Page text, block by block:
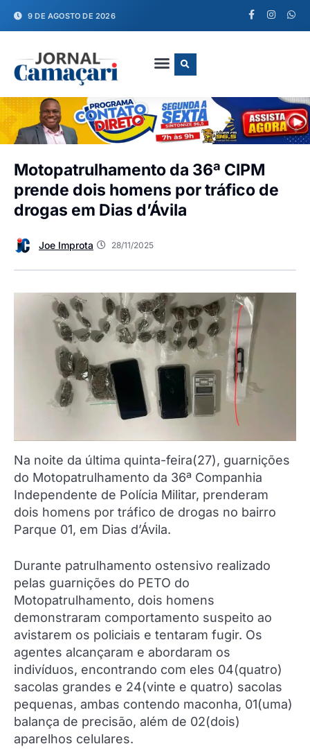
9 DE AGOSTO DE 2026
Motopatrulhamento da 36ª CIPM
prende dois homens por tráfico de
drogas em Dias d’Ávila
Joe Improta 28/11/2025
Na noite da última quinta-feira(27), guarnições
do Motopatrulhamento da 36ª Companhia
Independente de Polícia Militar, prenderam
dois homens por tráfico de drogas no bairro
Parque 01, em Dias d’Ávila.
Durante patrulhamento ostensivo realizado
pelas guarnições do PETO do
Motopatrulhamento, dois homens
demonstraram comportamento suspeito ao
avistarem os policiais e tentaram fugir. Os
agentes alcançaram e abordaram os
indivíduos, encontrando com eles 04(quatro)
sacolas grandes e 24(vinte e quatro) sacolas
pequenas, ambas contendo maconha, 01(uma)
balança de precisão, além de 02(dois)
aparelhos celulares.